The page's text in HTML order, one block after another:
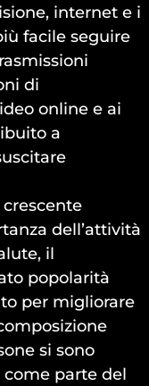
internet e i
facile seguire
di
online e ai
a
crescente
dell’attività
il
popolarità
per migliorare
si sono
parte del